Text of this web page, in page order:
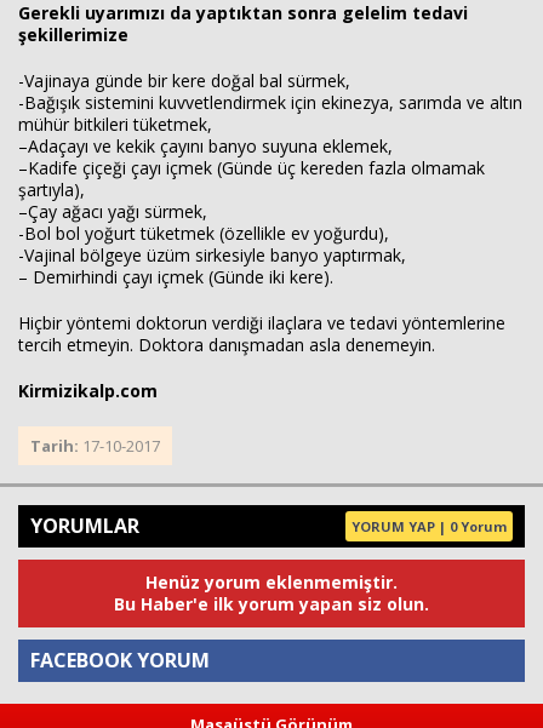
Gerekli uyarımızı da yaptıktan sonra gelelim tedavi
şekillerimize
-Vajinaya günde bir kere doğal bal sürmek,
-Bağışık sistemini kuvvetlendirmek için ekinezya, sarımda ve altın
mühür bitkileri tüketmek,
–Adaçayı ve kekik çayını banyo suyuna eklemek,
–Kadife çiçeği çayı içmek (Günde üç kereden fazla olmamak
şartıyla),
–Çay ağacı yağı sürmek,
-Bol bol yoğurt tüketmek (özellikle ev yoğurdu),
-Vajinal bölgeye üzüm sirkesiyle banyo yaptırmak,
– Demirhindi çayı içmek (Günde iki kere).
Hiçbir yöntemi doktorun verdiği ilaçlara ve tedavi yöntemlerine
tercih etmeyin. Doktora danışmadan asla denemeyin.
Kirmizikalp.com
Tarih: 17-10-2017
YORUMLAR YORUM YAP | 0 Yorum
Henüz yorum eklenmemiştir.
Bu Haber'e ilk yorum yapan siz olun.
FACEBOOK YORUM